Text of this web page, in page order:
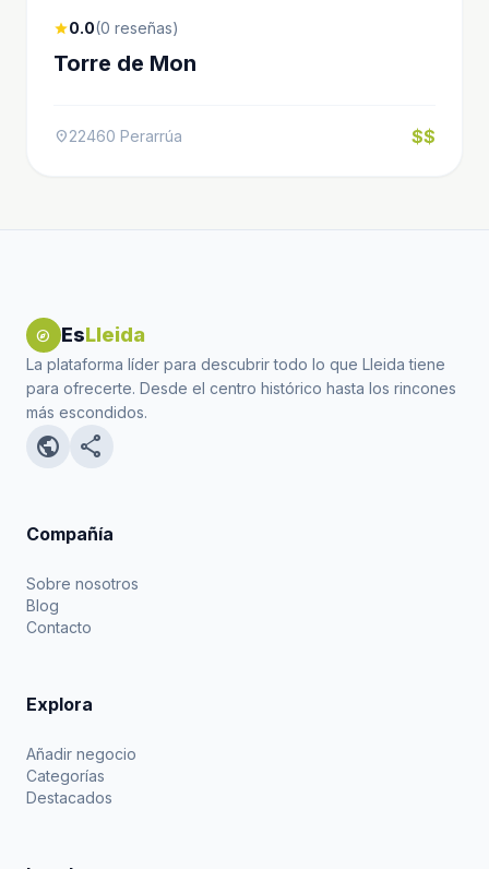
star0.0(0 reseñas)
Torre de Mon
location_on22460 Perarrúa $$
explore EsLleida
La plataforma líder para descubrir todo lo que Lleida tiene
para ofrecerte. Desde el centro histórico hasta los rincones
más escondidos.
public share
Compañía
Sobre nosotros
Blog
Contacto
Explora
Añadir negocio
Categorías
Destacados